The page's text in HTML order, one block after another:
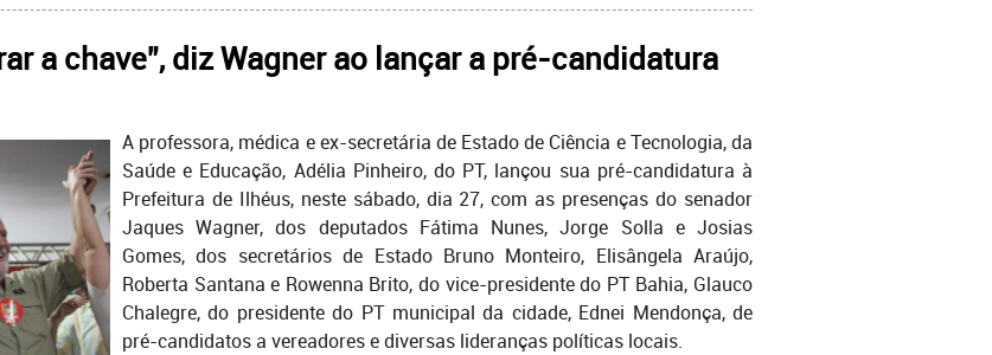
a chave”, diz Wagner ao lançar a pré-candidatura
A professora, médica e ex-secretária de Estado de Ciência e Tecnologia, da
Saúde e Educação, Adélia Pinheiro, do PT, lançou sua pré-candidatura à
Prefeitura de Ilhéus, neste sábado, dia 27, com as presenças do senador
Jaques Wagner, dos deputados Fátima Nunes, Jorge Solla e Josias
Gomes, dos secretários de Estado Bruno Monteiro, Elisângela Araújo,
Roberta Santana e Rowenna Brito, do vice-presidente do PT Bahia, Glauco
Chalegre, do presidente do PT municipal da cidade, Ednei Mendonça, de
pré-candidatos a vereadores e diversas lideranças políticas locais.